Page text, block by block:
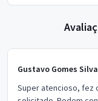
Gustavo Gomes Silva
Super atencioso, fez